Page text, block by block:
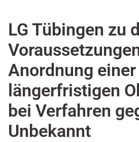
LG Tübingen zu
Anordnung einer
längerfristigen
bei Verfahren
Unbekannt